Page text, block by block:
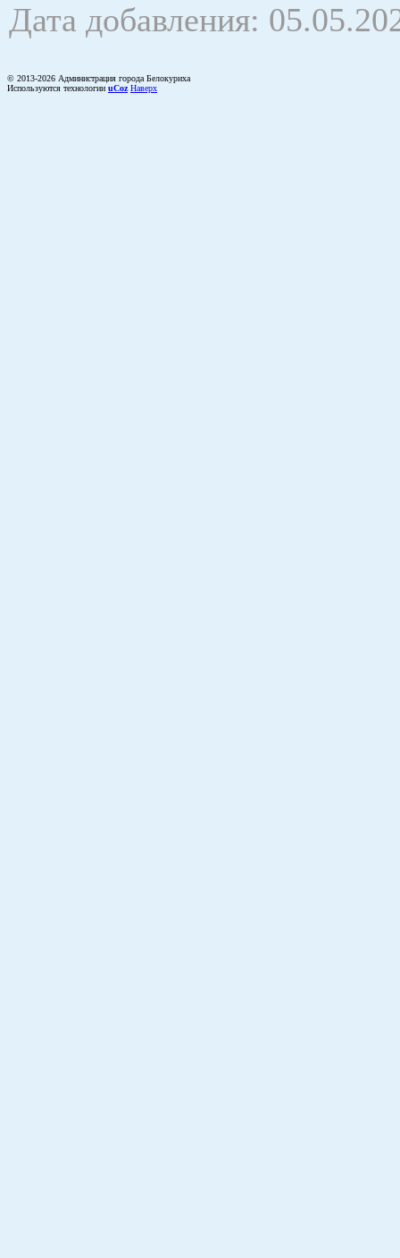
Дата добавления:
© 2013-2026 Администрация города Белокуриха
Используются технологии uCoz Наверх